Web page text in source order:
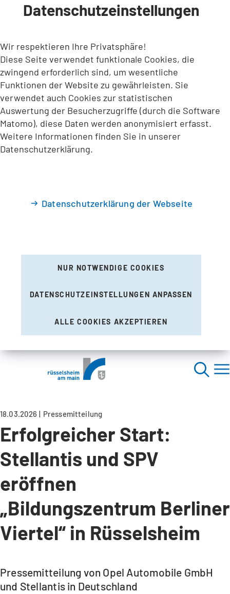
INHALT ANSPRINGEN
Datenschutzeinstellungen
Wir respektieren Ihre Privatsphäre!
Diese Seite verwendet funktionale Cookies, die
zwingend erforderlich sind, um wesentliche
Funktionen der Website zu gewährleisten. Sie
verwendet auch Cookies zur statistischen
Auswertung der Besucherzugriffe (durch die Software
Matomo), diese Daten werden anonymisiert erfasst.
Weitere Informationen finden Sie in unserer
Datenschutzerklärung.
Datenschutzerklärung der Webseite
NUR NOTWENDIGE COOKIES
DATENSCHUTZEINSTELLUNGEN ANPASSEN
ALLE COOKIES AKZEPTIEREN
18.03.2026 Pressemitteilung
Erfolgreicher Start:
Stellantis und SPV
eröffnen
„Bildungszentrum Berliner
Viertel“ in Rüsselsheim
Pressemitteilung von Opel Automobile GmbH
und Stellantis in Deutschland